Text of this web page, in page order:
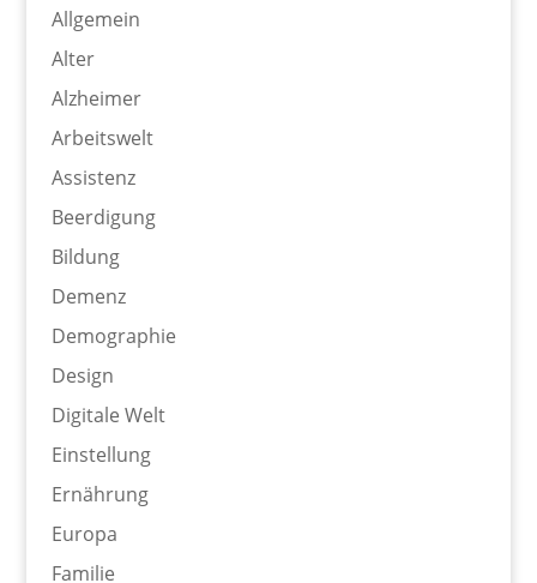
Allgemein
Alter
Alzheimer
Arbeitswelt
Assistenz
Beerdigung
Bildung
Demenz
Demographie
Design
Digitale Welt
Einstellung
Ernährung
Europa
Familie